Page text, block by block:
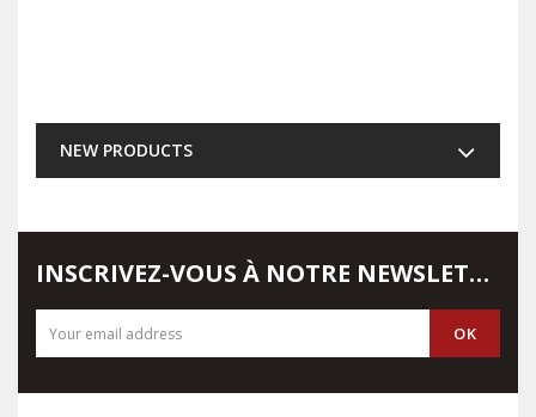
NEW PRODUCTS
INSCRIVEZ-VOUS À NOTRE NEWSLETTER